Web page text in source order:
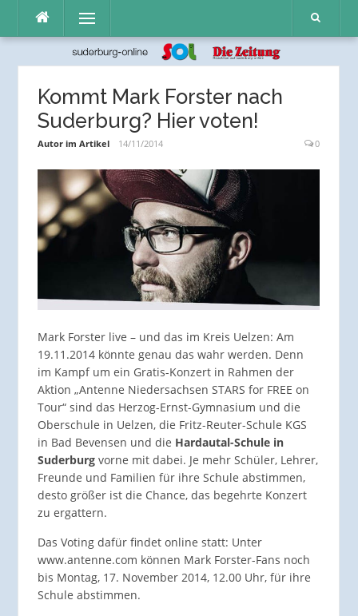
Inhalt
Menü
Kommt Mark Forster nach
Suderburg? Hier voten!
Autor im Artikel 14/11/2014 0
Mark Forster live – und das im Kreis Uelzen: Am
19.11.2014 könnte genau das wahr werden. Denn
im Kampf um ein Gratis-Konzert in Rahmen der
Aktion „Antenne Niedersachsen STARS for FREE on
Tour“ sind das Herzog-Ernst-Gymnasium und die
Oberschule in Uelzen, die Fritz-Reuter-Schule KGS
in Bad Bevensen und die Hardautal-Schule in
Suderburgvorne mit dabei. Je mehr Schüler, Lehrer,
Freunde und Familien für ihre Schule abstimmen,
desto größer ist die Chance, das begehrte Konzert
zu ergattern.
Das Voting dafür findet online statt: Unter
www.antenne.com können Mark Forster-Fans noch
bis Montag, 17. November 2014, 12.00 Uhr, für ihre
Schule abstimmen.